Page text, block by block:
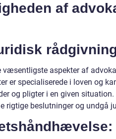
af
væsentligste aspekter af
er specialiserede i loven og
og pligter i en given
rigtige beslutninger og undgå